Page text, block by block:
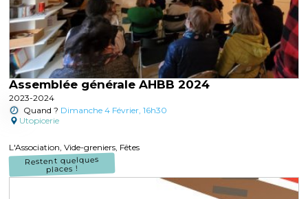
Assemblée générale AHBB 2024
2023-2024
Quand ? Dimanche 4 Février, 16h30
Utopicerie
L'Association, Vide-greniers, Fêtes
Restent quelques
places !